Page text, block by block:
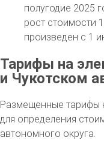
полугодие 2025
рост стоимости
произведен с 1
Тарифы на
и Чукотском
Размещенные тарифы
для определения
автономного округа.